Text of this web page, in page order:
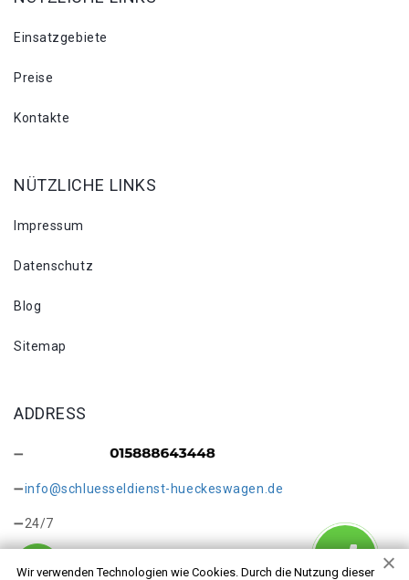
Wir verwenden Technologien wie Cookies. Durch die Nutzung dieser
Einsatzgebiete
Preise
Kontakte
NÜTZLICHE LINKS
Impressum
Datenschutz
Blog
Sitemap
ADDRESS
info@schluesseldienst-hueckeswagen.de
24/7